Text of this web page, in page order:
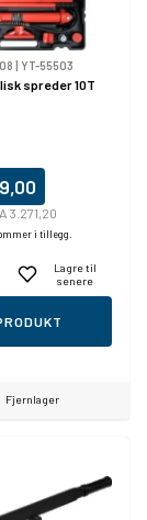
| YT-55503
spreder 10T
3.271,20
i tillegg.
Lagre til
senere
Fjernlager